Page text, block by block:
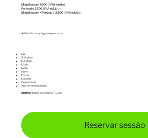
Maquilhagem 150€ (IVA incluído)
Penteado 120€ (IVA incluído)
Maquilhagem + Penteado 220€ (IVA incluído)
Artista de maquiagem e penteado
Nu
Soft glam
Full glam
⁠Moda
⁠Noite
⁠Noiva
⁠Fosco
⁠Editorial
⁠Celebridade
Anti-envelhecimento
Idiomas: Inglês, Ucraniana, Russo
Reservar sessão